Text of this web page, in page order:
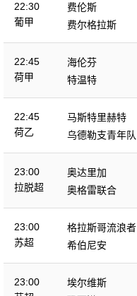
22:30
葡甲
费伦斯
费尔格拉斯
22:45
荷甲
海伦芬
特温特
22:45
荷乙
马斯特里赫特
乌德勒支青年队
23:00
拉脱超
奥达里加
奥格雷联合
23:00
苏超
格拉斯哥流浪者
希伯尼安
23:00
埃尔维斯